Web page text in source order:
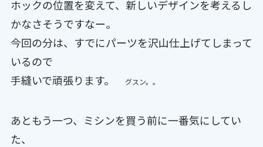
ホックの位置を変えて、新しいデザインを考えるし
かなさそうですなー。
今回の分は、すでにパーツを沢山仕上げてしまって
いるので
手縫いで頑張ります。
グスン。。
あともう一つ、ミシンを買う前に一番気にしてい
た、